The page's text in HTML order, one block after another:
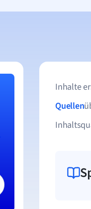
Inhalte
Quellen